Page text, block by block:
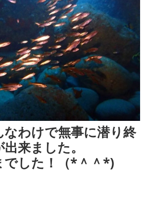
わけで無事に潜り終
来ました。
でした！（*＾＾*)